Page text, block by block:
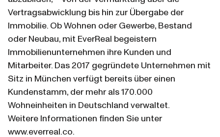
Vertragsabwicklung bis hin zur Übergabe der
Immobilie. Ob Wohnen oder Gewerbe, Bestand
oder Neubau, mit EverReal begeistern
Immobilienunternehmen ihre Kunden und
Mitarbeiter. Das 2017 gegründete Unternehmen mit
Sitz in München verfügt bereits über einen
Kundenstamm, der mehr als 170.000
Wohneinheiten in Deutschland verwaltet.
Weitere Informationen finden Sie unter
www.everreal.co.